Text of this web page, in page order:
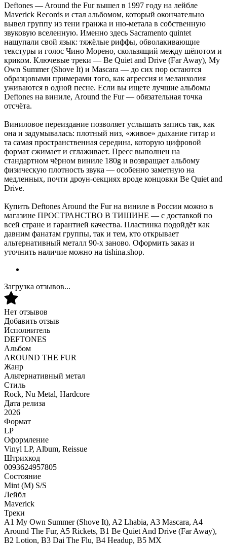
Deftones — Around the Fur вышел в 1997 году на лейбле
Maverick Records и стал альбомом, который окончательно
вывел группу из тени гранжа и ню-метала в собственную
звуковую вселенную. Именно здесь Sacramento quintet
нащупали свой язык: тяжёлые риффы, обволакивающие
текстуры и голос Чино Морено, скользящий между шёпотом и
криком. Ключевые треки — Be Quiet and Drive (Far Away), My
Own Summer (Shove It) и Mascara — до сих пор остаются
образцовыми примерами того, как агрессия и меланхолия
уживаются в одной песне. Если вы ищете лучшие альбомы
Deftones на виниле, Around the Fur — обязательная точка
отсчёта.
Виниловое переиздание позволяет услышать запись так, как
она и задумывалась: плотный низ, «живое» дыхание гитар и
та самая пространственная середина, которую цифровой
формат сжимает и сглаживает. Пресс выполнен на
стандартном чёрном виниле 180g и возвращает альбому
физическую плотность звука — особенно заметную на
медленных, почти дроун-секциях вроде концовки Be Quiet and
Drive.
Купить Deftones Around the Fur на виниле в России можно в
магазине ПРОСТРАНСТВО В ТИШИНЕ — с доставкой по
всей стране и гарантией качества. Пластинка подойдёт как
давним фанатам группы, так и тем, кто открывает
альтернативный металл 90-х заново. Оформить заказ и
уточнить наличие можно на tishina.shop.
Загрузка отзывов...
Нет отзывов
Добавить отзыв
Исполнитель
DEFTONES
Альбом
AROUND THE FUR
Жанр
Альтернативный метал
Стиль
Rock, Nu Metal, Hardcore
Дата релиза
2026
Формат
LP
Оформление
Vinyl LP, Album, Reissue
Штрихкод
0093624957805
Состояние
Mint (M) S/S
Лейбл
Maverick
Треки
A1 My Own Summer (Shove It), A2 Lhabia, A3 Mascara, A4
Around The Fur, A5 Rickets, B1 Be Quiet And Drive (Far Away),
B2 Lotion, B3 Dai The Flu, B4 Headup, B5 MX